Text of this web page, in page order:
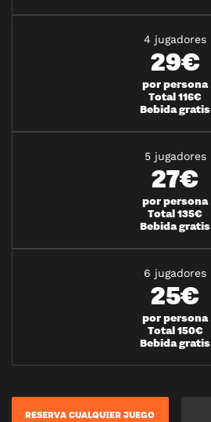
4 jugadores
29€
por persona
Total 116€
Bebida gratis
5 jugadores
27€
por persona
Total 135€
Bebida gratis
6 jugadores
25€
por persona
Total 150€
Bebida gratis
RESERVA CUALQUIER JUEGO